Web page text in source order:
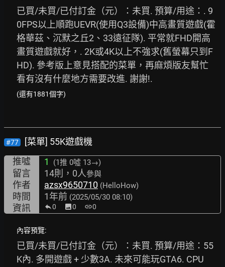
已買/未買/已付訂金（元）：未買. 預算/用途：. 9
0FPS以上順跑UEVR(使用Q3設備)中高畫質遊戲(霍
格華茲、沉默之丘2、33遠征隊). 平常就FHD開高
畫質遊戲就好，. 2K或4K以上不強求(舊螢幕只到F
HD). 參考版上意見搭配的菜單，再麻煩版友幫忙
看有沒有什麼地方需要改進. 謝謝!.
(還有1881個字)
#77
[菜單] 55K遊戲機
推噓
1 (1推 0噓 13→)
留言 14則，0人參與
作者 azsx9650710 (HelloHow)
時間 1年前 (2025/05/30 08:10)
資訊 0 image0 link0
內容預覽:
已買/未買/已付訂金（元）：未買. 預算/用途：55
K內. 多開遊戲 + 少數3A. 未來可能玩GTA6. CPU